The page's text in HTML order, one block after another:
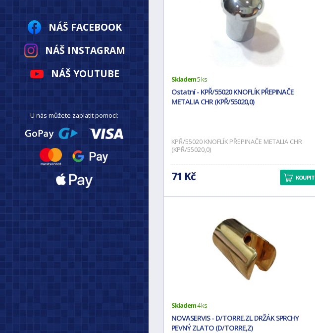
Skladem5 ks
Ostatní - KPŘ/55020 KNOFLÍK PŘEPINAČE
METALIA CHR (KPŘ/55020,0)
KPŘ/55020 KNOFLÍK PŘEPINAČE METALIA CHR
(KPŘ/55020,0)
71 Kč KOUPIT
Skladem4 ks
NOVASERVIS - D/TORRE.ZL DRŽÁK SPRCHY
PEVNÝ ZLATO (D/TORRE,Z)
NÁŠ FACEBOOK
NÁŠ INSTAGRAM
NÁŠ YOUTUBE
U nás můžete zaplatit pomocí: